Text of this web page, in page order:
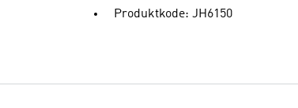
Produktkode: JH6150